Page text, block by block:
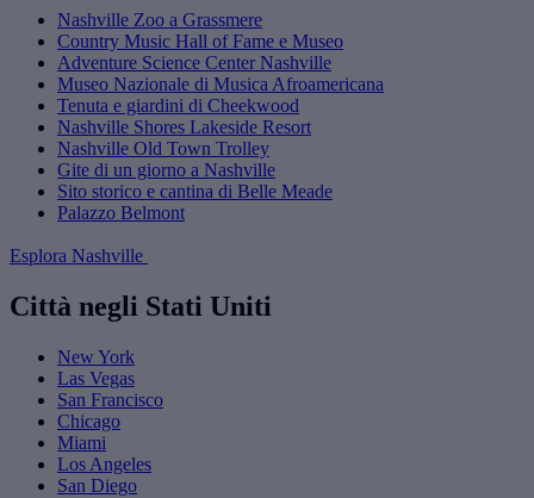
Nashville Zoo a Grassmere
Country Music Hall of Fame e Museo
Adventure Science Center Nashville
Museo Nazionale di Musica Afroamericana
Tenuta e giardini di Cheekwood
Nashville Shores Lakeside Resort
Nashville Old Town Trolley
Gite di un giorno a Nashville
Sito storico e cantina di Belle Meade
Palazzo Belmont
Esplora Nashville
Città negli Stati Uniti
New York
Las Vegas
San Francisco
Chicago
Miami
Los Angeles
San Diego